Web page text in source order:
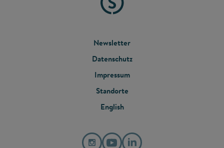
FOOTER
MENU
Newsletter
Datenschutz
Impressum
Standorte
English